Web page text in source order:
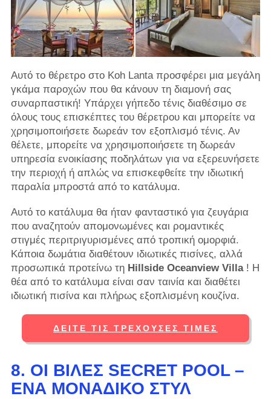
Αυτό το θέρετρο στο Koh Lanta προσφέρει μια μεγάλη
γκάμα παροχών που θα κάνουν τη διαμονή σας
συναρπαστική! Υπάρχει γήπεδο τένις διαθέσιμο σε
όλους τους επισκέπτες του θέρετρου και μπορείτε να
χρησιμοποιήσετε δωρεάν τον εξοπλισμό τένις. Αν
θέλετε, μπορείτε να χρησιμοποιήσετε τη δωρεάν
υπηρεσία ενοικίασης ποδηλάτων για να εξερευνήσετε
την περιοχή ή απλώς να επισκεφθείτε την ιδιωτική
παραλία μπροστά από το κατάλυμα.
Αυτό το κατάλυμα θα ήταν φανταστικό για ζευγάρια
που αναζητούν απομονωμένες και ρομαντικές
στιγμές περιτριγυρισμένες από τροπική ομορφιά.
Κάποια δωμάτια διαθέτουν ιδιωτικές πισίνες, αλλά
προσωπικά προτείνω τη Hillside Oceanview Villa! Η
θέα από το κατάλυμα είναι σαν ταινία και διαθέτει
ιδιωτική πισίνα και πλήρως εξοπλισμένη κουζίνα.
ΔΕΊΤΕ ΤΙΣ ΤΡΈΧΟΥΣΕΣ ΤΙΜΈΣ
8. ΟΙ ΒΊΛΕΣ SECRET POOL –
ΈΝΑ ΜΟΝΑΔΙΚΌ ΣΤΥΛ